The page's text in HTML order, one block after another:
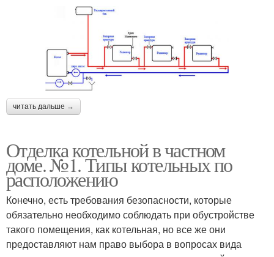
читать дальше →
Отделка котельной в частном
доме. №1. Типы котельных по
расположению
Конечно, есть требования безопасности, которые
обязательно необходимо соблюдать при обустройстве
такого помещения, как котельная, но все же они
предоставляют нам право выбора в вопросах вида